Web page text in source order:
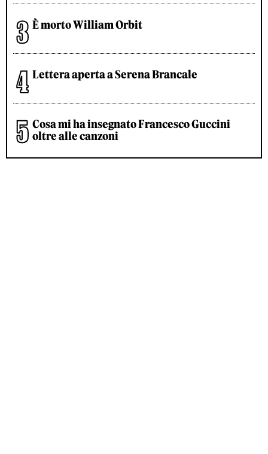
È morto William Orbit
Lettera aperta a Serena Brancale
Cosa mi ha insegnato Francesco Guccini
oltre alle canzoni